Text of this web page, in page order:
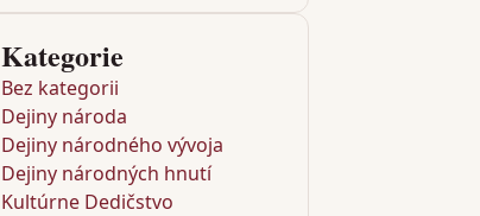
Kategorie
Bez kategorii
Dejiny národa
Dejiny národného vývoja
Dejiny národných hnutí
Kultúrne Dedičstvo